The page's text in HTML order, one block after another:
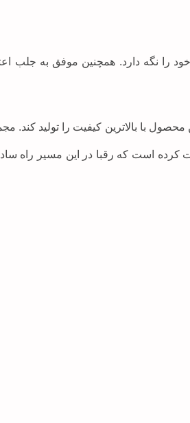
توانسته همچنان رضایت مشتریان خود را نگه دارد. همچنین
با بالاترین کیفیت را تولید کند.
کرده است که رقبا در این مسیر راه